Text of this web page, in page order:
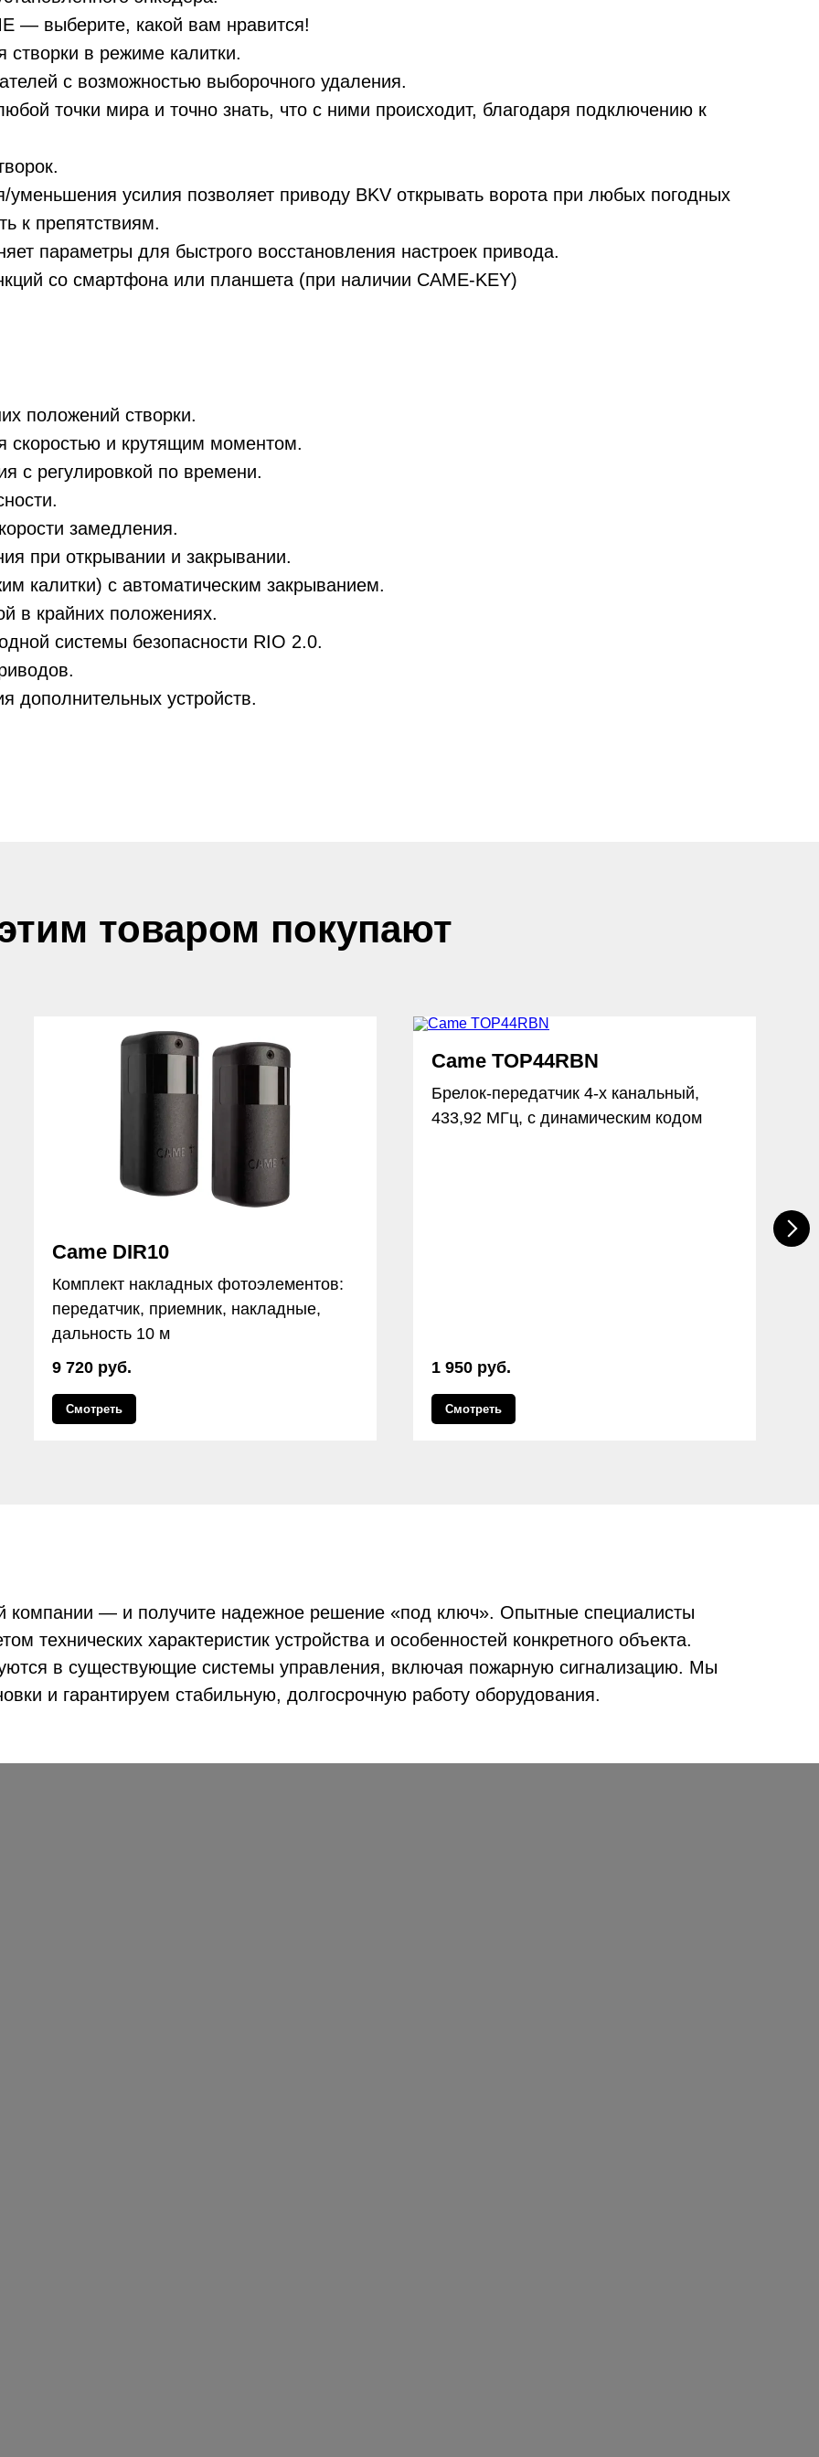
— выберите, какой вам нравится!
створки в режиме калитки.
с возможностью выборочного удаления.
точки мира и точно знать, что с ними происходит, благодаря подключению к
уменьшения усилия позволяет приводу BKV открывать ворота при любых погодных
к препятствиям.
параметры для быстрого восстановления настроек привода.
со смартфона или планшета (при наличии CAME-KEY)
положений створки.
скоростью и крутящим моментом.
с регулировкой по времени.
замедления.
при открывании и закрывании.
калитки) с автоматическим закрыванием.
в крайних положениях.
системы безопасности RIO 2.0.
дополнительных устройств.
1 750 ₽
зависит от комплектации
товаром покупают
Came DIR10
Комплект накладных фотоэлементов:
передатчик, приемник, накладные,
дальность 10 м
9 720 руб.
Смотреть
Came TOP44RBN
Брелок-передатчик 4-х канальный,
433,92 МГц, с динамическим кодом
1 950 руб.
Смотреть
компании — и получите надежное решение «под ключ». Опытные специалисты
технических характеристик устройства и особенностей конкретного объекта.
в существующие системы управления, включая пожарную сигнализацию. Мы
и гарантируем стабильную, долгосрочную работу оборудования.